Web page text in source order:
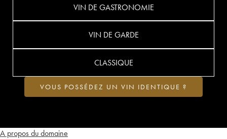
A propos du domaine
VIN DE GASTRONOMIE
VIN DE GARDE
CLASSIQUE
VOUS POSSÉDEZ UN VIN IDENTIQUE ?